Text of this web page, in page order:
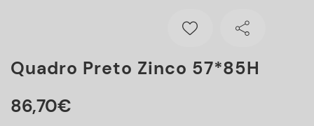
Quadro Preto Zinco 57*85H
86,70€